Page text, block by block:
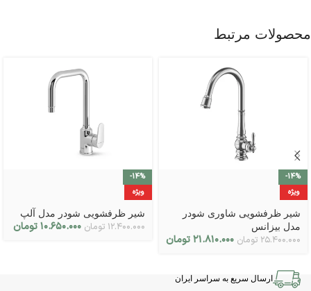
محصولات مرتبط
-14%
ویژه
شیر ظرفشویی شاوری شودر
مدل بیزانس
۲۵.۴۰۰.۰۰۰ تومان ۲۱.۸۱۰.۰۰۰تومان
-14%
ویژه
شیر ظرفشویی شودر مدل آلپ
۱۲.۴۰۰.۰۰۰ تومان ۱۰.۶۵۰.۰۰۰تومان
ارسال سریع به سراسر ایران